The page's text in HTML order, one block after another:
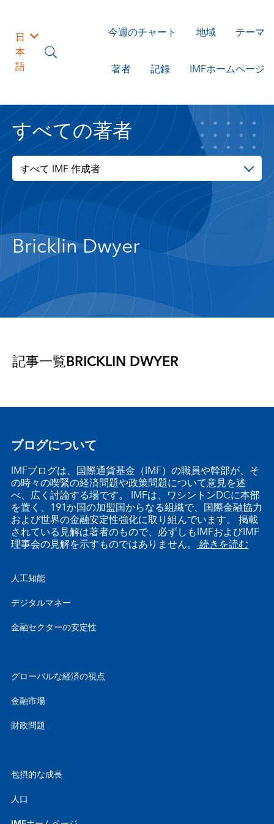
日
本
語
今週のチャート 地域 テーマ
著者 記録 IMFホームページ
すべての著者
すべて IMF 作成者
Bricklin Dwyer
記事一覧BRICKLIN DWYER
ブログについて
IMFブログは、国際通貨基金（IMF）の職員や幹部が、そ
の時々の喫緊の経済問題や政策問題について意見を述
べ、広く討論する場です。 IMFは、ワシントンDCに本部
を置く、191か国の加盟国からなる組織で、国際金融協力
および世界の金融安定性強化に取り組んでいます。 掲載
されている見解は著者のもので、必ずしもIMFおよびIMF
理事会の見解を示すものではありません。 続きを読む
人工知能
デジタルマネー
金融セクターの安定性
グローバルな経済の視点
金融市場
財政問題
包摂的な成長
人口